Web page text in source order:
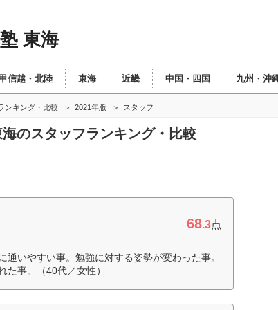
東海
信越・北陸 東海 近畿 中国・四国 九州・沖
ンキング・比較 2021年版 スタッフ
のスタッフランキング・比較
68.3点
いやすい事。勉強に対する姿勢が変わった事。
た事。（40代／女性）